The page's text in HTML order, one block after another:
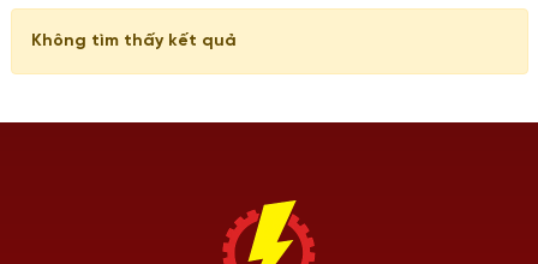
Không tìm thấy kết quả